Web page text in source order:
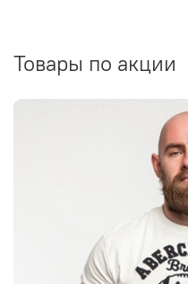
Товары по акции